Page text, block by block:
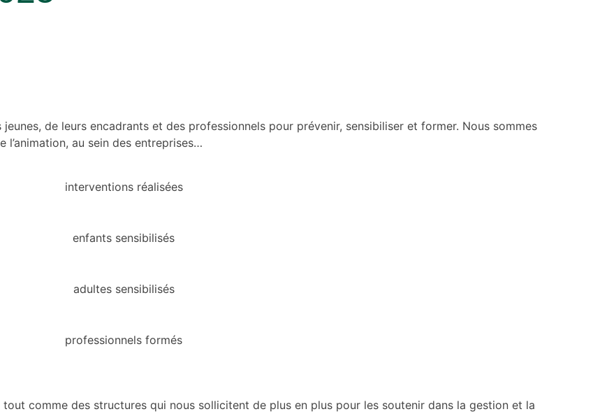
de leurs encadrants et des professionnels pour prévenir, sensibiliser et former. Nous sommes
au sein des entreprises…
interventions réalisées
enfants sensibilisés
adultes sensibilisés
professionnels formés
comme des structures qui nous sollicitent de plus en plus pour les soutenir dans la gestion et la